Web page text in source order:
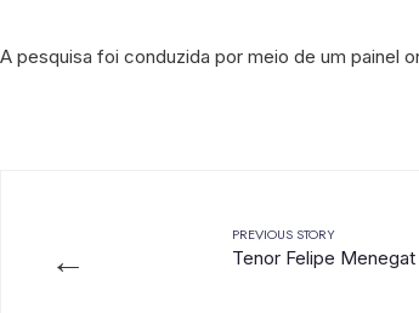
A pesquisa foi conduzida por meio de um painel
←
PREVIOUS STORY
Tenor Felipe